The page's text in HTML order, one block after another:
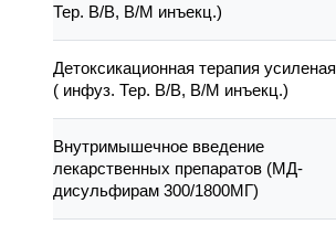
Тер. В/В, В/М инъекц.)
Детоксикационная терапия усиленая
( инфуз. Тер. В/В, В/М инъекц.)
Внутримышечное введение
лекарственных препаратов (МД-
дисульфирам 300/1800МГ)